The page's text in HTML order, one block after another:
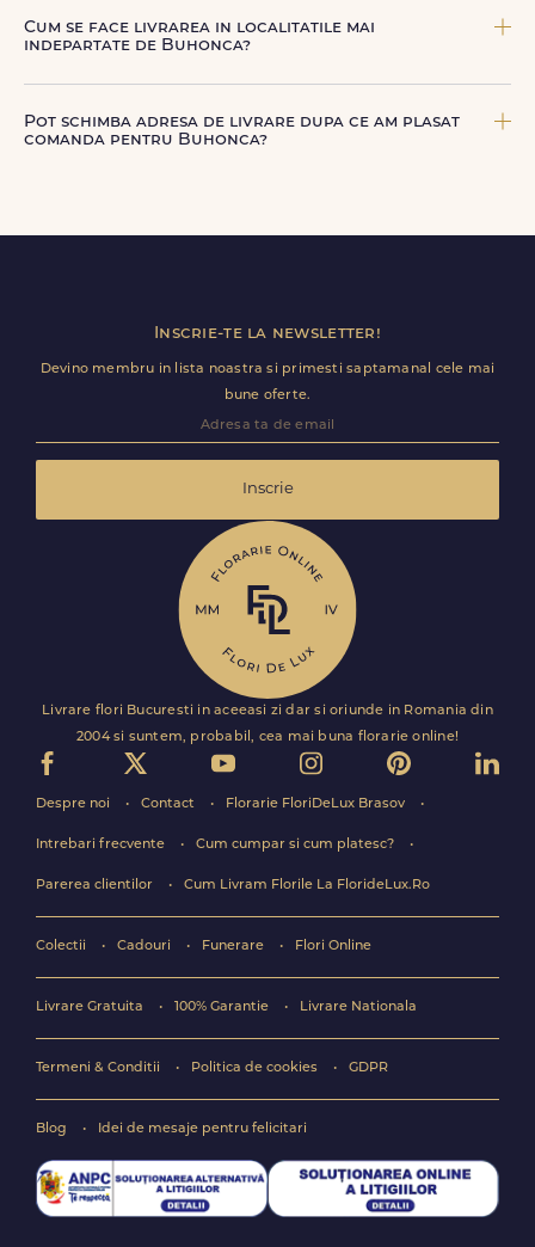
aniversari, onomastici, sarbatori, evenimente speciale sau
gesturi spontane, toate create din flori naturale proaspete.
Cum se face livrarea in localitatile mai
indepartate de Buhonca?
nostri dedicati sau ai optiunea de livrare la cutie, prin
firma de curierat, cu un cost mai avantajos si ambalare
Pot schimba adresa de livrare dupa ce am plasat
comanda pentru Buhonca?
livrare pentru Buhonca.
Inscrie-te la newsletter!
Devino membru in lista noastra si primesti saptamanal cele mai
bune oferte.
Inscrie
Livrare flori Bucuresti in aceeasi zi dar si oriunde in Romania din
2004 si suntem, probabil, cea mai buna florarie online!
Despre noi Contact Florarie FloriDeLux Brasov
Intrebari frecvente Cum cumpar si cum platesc?
Parerea clientilor Cum Livram Florile La FlorideLux.Ro
Colectii Cadouri Funerare Flori Online
Livrare Gratuita 100% Garantie Livrare Nationala
Termeni & Conditii Politica de cookies GDPR
Blog Idei de mesaje pentru felicitari